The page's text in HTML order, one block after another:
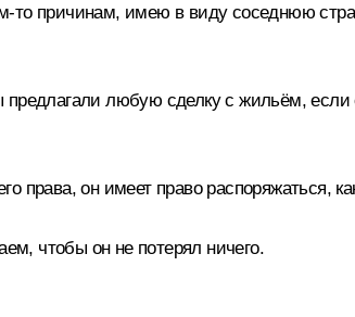
причинам, имею в виду соседнюю
любую сделку с жильём, если
права, он имеет право распоряжаться,
чтобы он не потерял ничего.